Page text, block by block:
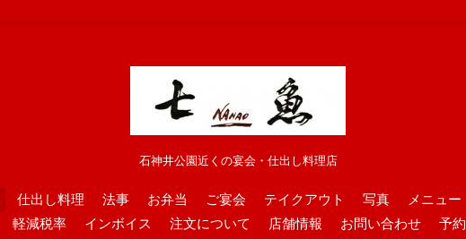
石神井公園近くの宴会・仕出し料理店
仕出し料理 法事 お弁当 ご宴会 テイクアウト 写真 メニュー
軽減税率
インボイス 注文について 店舗情報 お問い合わせ 予約